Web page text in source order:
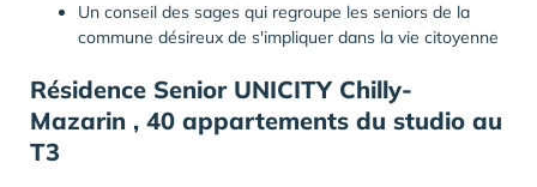
Un conseil des sages qui regroupe les seniors de la
commune désireux de s'impliquer dans la vie citoyenne
Résidence Senior UNICITY Chilly-
Mazarin , 40 appartements du studio au
T3